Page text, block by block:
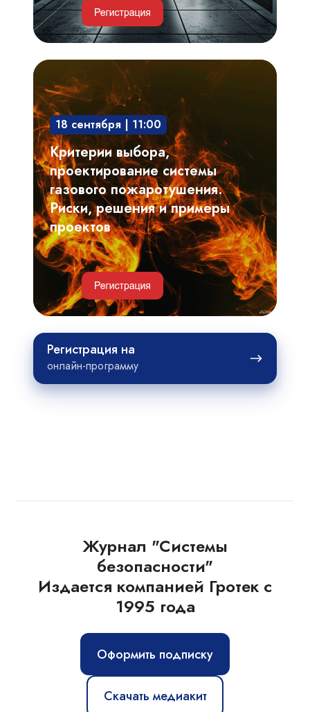
Критерии
выбора,
проектирование
системы
газового
пожаротушения.
Риски,
решения
и
примеры
проектов
18 сентября | 11:00
Критерии выбора,
проектирование системы
газового пожаротушения.
Риски, решения и примеры
проектов
Регистрация на
онлайн-программу
Регистрация
Журнал "Системы
безопасности"
Издается компанией Гротек с
1995 года
Оформить подписку
Скачать медиакит